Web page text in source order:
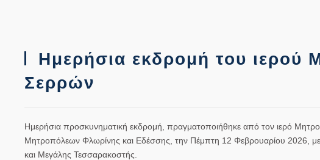
Ημερήσια εκδρομή του ιερού
Σερρών
Ημερήσια προσκυνηματική εκδρομή, πραγματοποιήθηκε από τον ιερό
Μητροπόλεων Φλωρίνης και Εδέσσης, την Πέμπτη 12 Φεβρουαρίου 2026, με
και Μεγάλης Τεσσαρακοστής.